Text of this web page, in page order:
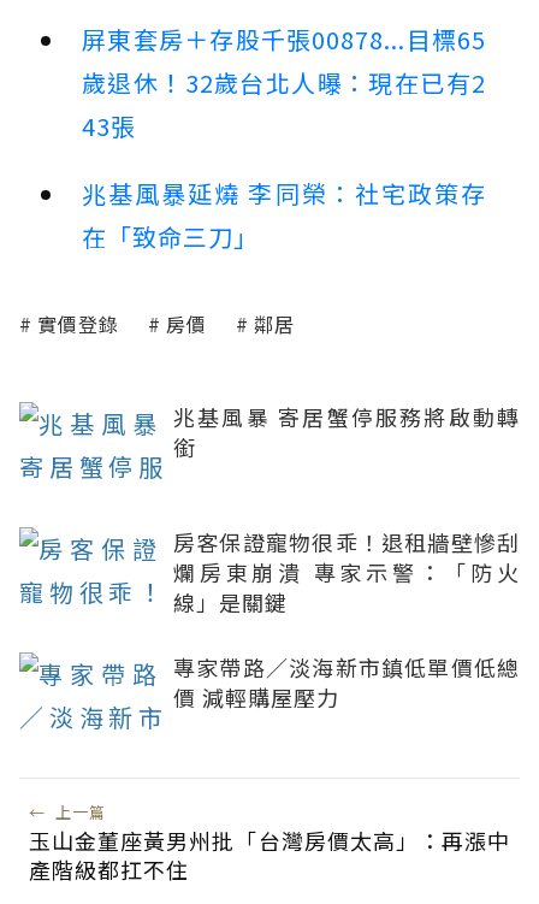
屏東套房＋存股千張00878...目標65
歲退休！32歲台北人曝：現在已有2
43張
兆基風暴延燒 李同榮：社宅政策存
在「致命三刀」
實價登錄 房價 鄰居
兆基風暴 寄居蟹停服務將啟動轉
銜
房客保證寵物很乖！退租牆壁慘刮
爛房東崩潰 專家示警：「防火
線」是關鍵
專家帶路／淡海新市鎮低單價低總
價 減輕購屋壓力
← 上一篇
玉山金董座黃男州批「台灣房價太高」：再漲中
產階級都扛不住